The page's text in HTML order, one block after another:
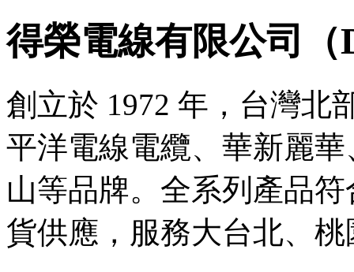
得榮電線有限公司
創立於 1972 年，台灣北
平洋電線電纜、華新麗
山等品牌。全系列產品
貨供應，服務大台北、